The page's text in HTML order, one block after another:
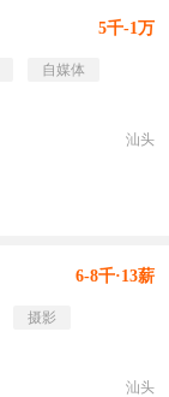
5千-1万
自媒体
汕头
6-8千·13薪
摄影
汕头